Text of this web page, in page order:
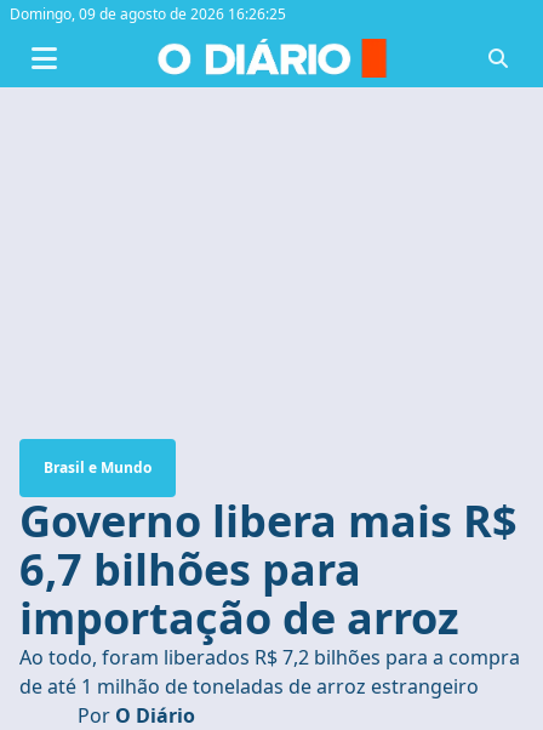
Domingo,09 de agosto de 2026 16:26:26
Brasil e Mundo
Governo libera mais R$
6,7 bilhões para
importação de arroz
Ao todo, foram liberados R$ 7,2 bilhões para a compra
de até 1 milhão de toneladas de arroz estrangeiro
Por O Diário